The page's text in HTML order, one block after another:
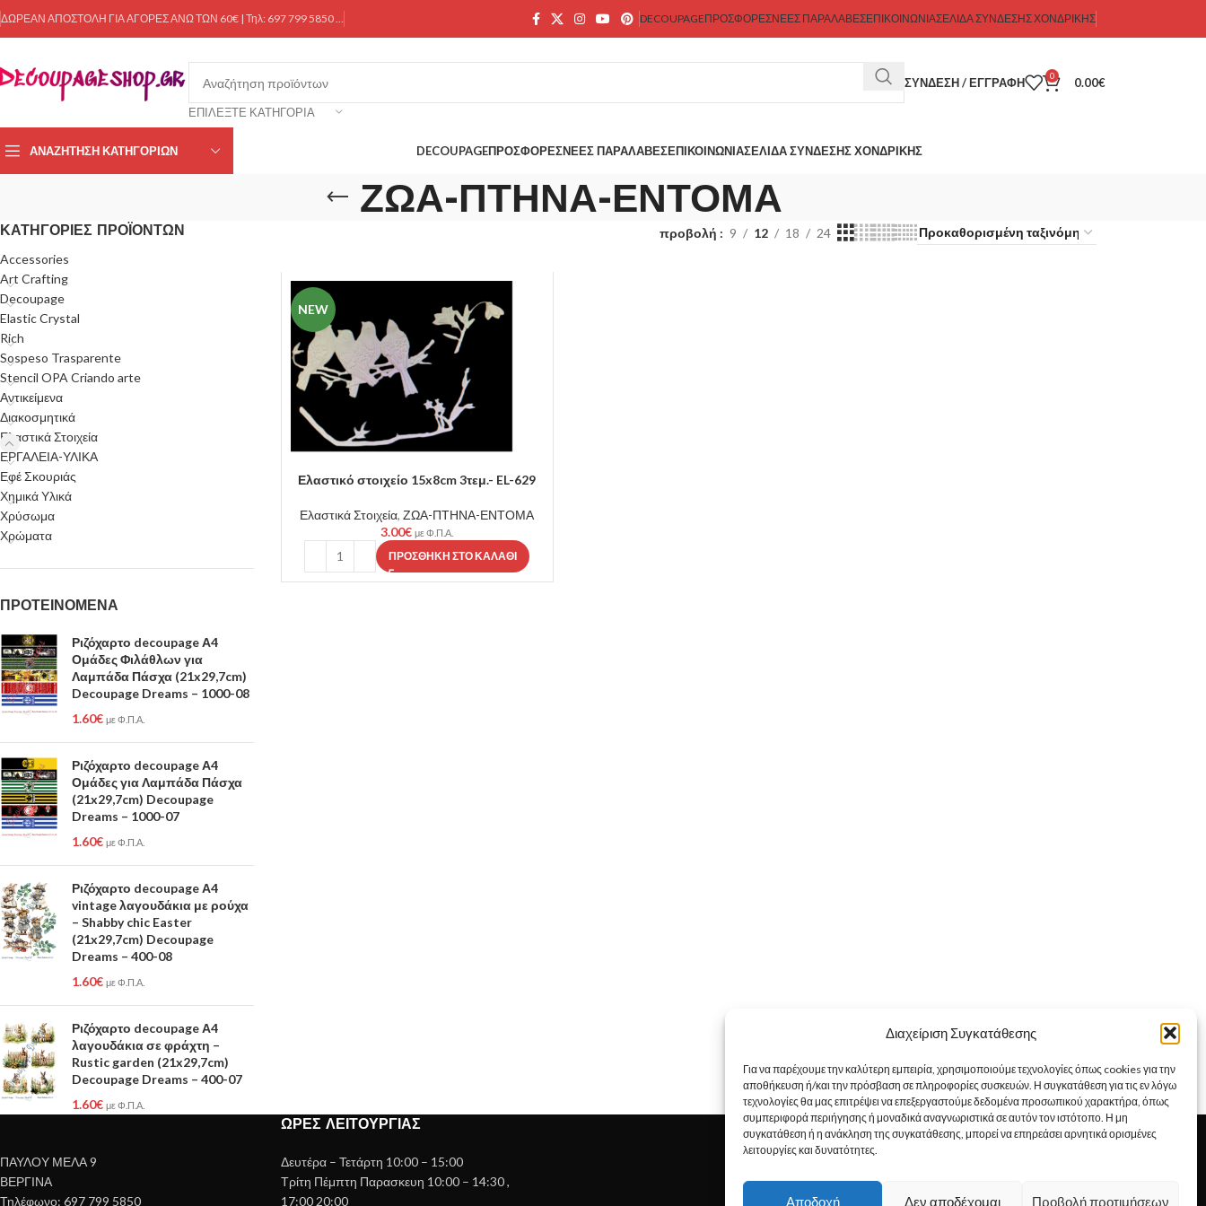
Διαχείριση Συγκατάθεσης
Για να παρέχουμε την καλύτερη εμπειρία, χρησιμοποιούμε τεχνολογίες όπως cookies για την
αποθήκευση ή/και την πρόσβαση σε πληροφορίες συσκευών. Η συγκατάθεση για τις εν λόγω
τεχνολογίες θα μας επιτρέψει να επεξεργαστούμε δεδομένα προσωπικού χαρακτήρα, όπως
συμπεριφορά περιήγησης ή μοναδικά αναγνωριστικά σε αυτόν τον ιστότοπο. Η μη
συγκατάθεση ή η ανάκληση της συγκατάθεσης, μπορεί να επηρεάσει αρνητικά ορισμένες
λειτουργίες και δυνατότητες.
Αποδοχή Δεν αποδέχομαι Προβολή προτιμήσεων
ΔΩΡΕΑΝ ΑΠΟΣΤΟΛΗ ΓΙΑ ΑΓΟΡΕΣ ΑΝΩ ΤΩΝ 60€ | Τηλ: 697 799 5850 … DECOUPAGEΠΡΟΣΦΟΡΕΣΝΕΕΣ ΠΑΡΑΛΑΒΕΣΕΠΙΚΟΙΝΩΝΊΑΣΕΛΊΔΑ ΣΎΝΔΕΣΗΣ ΧΟΝΔΡΙΚΉΣ
ΕΠΙΛΈΞΤΕ ΚΑΤΗΓΟΡΊΑ
ΣΎΝΔΕΣΗ / ΕΓΓΡΑΦΉ 0 0.00€
ΑΝΑΖΉΤΗΣΗ ΚΑΤΗΓΟΡΙΏΝ DECOUPAGEΠΡΟΣΦΟΡΕΣΝΕΕΣ ΠΑΡΑΛΑΒΕΣΕΠΙΚΟΙΝΩΝΊΑΣΕΛΊΔΑ ΣΎΝΔΕΣΗΣ ΧΟΝΔΡΙΚΉΣ
ΖΩΑ-ΠΤΗΝΑ-ΕΝΤΟΜΑ
ΚΑΤΗΓΟΡΊΕΣ ΠΡΟΪΌΝΤΩΝ
Accessories
Art Crafting
Decoupage
Elastic Crystal
Rich
Sospeso Trasparente
Stencil OPA Criando arte
Αντικείμενα
Διακοσμητικά
Ελαστικά Στοιχεία
ΕΡΓΑΛΕΙΑ-ΥΛΙΚΑ
Εφέ Σκουριάς
Χημικά Υλικά
Χρύσωμα
Χρώματα
ΠΡΟΤΕΙΝΟΜΕΝΑ
Ριζόχαρτο decoupage Α4
Ομάδες Φιλάθλων για
Λαμπάδα Πάσχα (21x29,7cm)
Decoupage Dreams – 1000-08
1.60€ με Φ.Π.Α.
Ριζόχαρτο decoupage Α4
Ομάδες για Λαμπάδα Πάσχα
(21x29,7cm) Decoupage
Dreams – 1000-07
1.60€ με Φ.Π.Α.
Ριζόχαρτο decoupage Α4
vintage λαγουδάκια με ρούχα
– Shabby chic Easter
(21x29,7cm) Decoupage
Dreams – 400-08
1.60€ με Φ.Π.Α.
Ριζόχαρτο decoupage Α4
λαγουδάκια σε φράχτη –
Rustic garden (21x29,7cm)
Decoupage Dreams – 400-07
1.60€ με Φ.Π.Α.
προβολή 9 12 18 24
NEW
Ελαστικό στοιχείο 15x8cm 3τεμ.- EL-629
Ελαστικά Στοιχεία,ΖΩΑ-ΠΤΗΝΑ-ΕΝΤΟΜΑ
3.00€ με Φ.Π.Α.
ΠΡΟΣΘΉΚΗ ΣΤΟ ΚΑΛΆΘΙ
ΠΑΥΛΟΥ ΜΕΛΑ 9
ΒΕΡΓΙΝΑ
Τηλέφωνο: 697 799 5850
ΏΡΕΣ ΛΕΙΤΟΥΡΓΊΑΣ
Δευτέρα – Τετάρτη 10:00 – 15:00
Τρίτη Πέμπτη Παρασκευη 10:00 – 14:30 ,
17:00 20:00
Εμείς
Αποστολή Προϊόντων